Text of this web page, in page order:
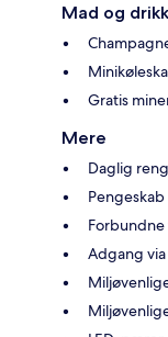
Mad og
Gratis
Mere
Daglig
Adgang